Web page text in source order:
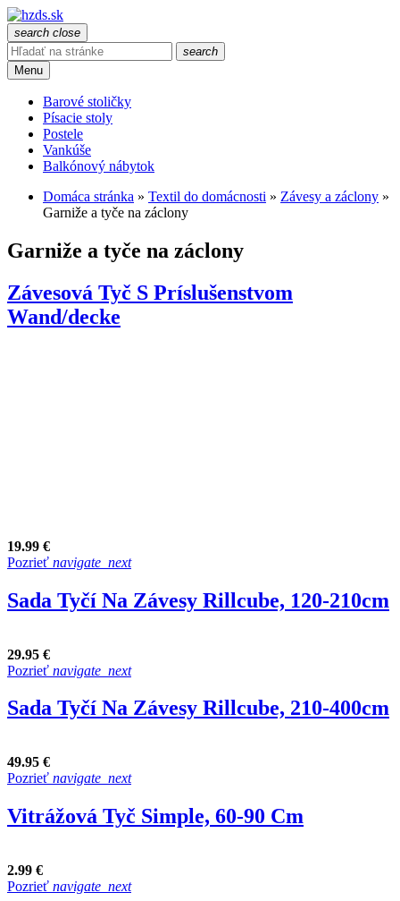
search close
search
Menu
Barové stoličky
Písacie stoly
Postele
Vankúše
Balkónový nábytok
Domáca stránka » Textil do domácnosti » Závesy a záclony »
Garniže a tyče na záclony
Garniže a tyče na záclony
Závesová Tyč S Príslušenstvom
Wand/decke
19.99 €
Pozrieť navigate_next
Sada Tyčí Na Závesy Rillcube, 120-210cm
29.95 €
Pozrieť navigate_next
Sada Tyčí Na Závesy Rillcube, 210-400cm
49.95 €
Pozrieť navigate_next
Vitrážová Tyč Simple, 60-90 Cm
2.99 €
Pozrieť navigate_next